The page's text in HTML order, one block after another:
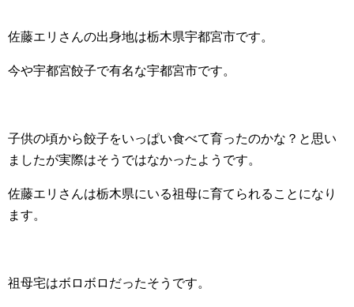
佐藤エリさんの出身地は栃木県宇都宮市です。
今や宇都宮餃子で有名な宇都宮市です。
子供の頃から餃子をいっぱい食べて育ったのかな？と思い
ましたが実際はそうではなかったようです。
佐藤エリさんは栃木県にいる祖母に育てられることになり
ます。
祖母宅はボロボロだったそうです。